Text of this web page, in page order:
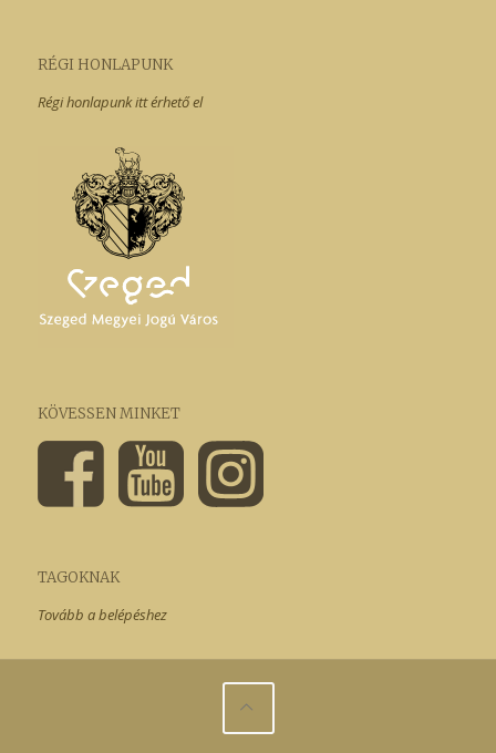
RÉGI HONLAPUNK
Régi honlapunk itt érhető el
KÖVESSEN MINKET
TAGOKNAK
Tovább a belépéshez